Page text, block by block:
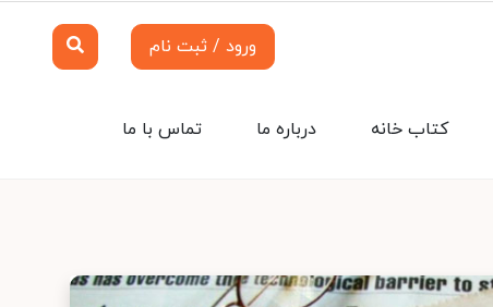
ورود / ثبت نام
تماس با ما درباره ما کتاب خانه